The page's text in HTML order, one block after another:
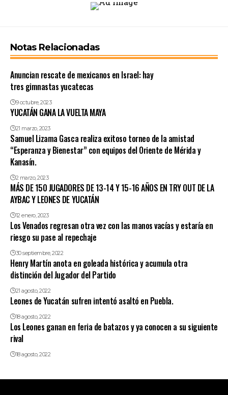
Notas Relacionadas
Anuncian rescate de mexicanos en Israel: hay
tres gimnastas yucatecas
9 octubre, 2023
YUCATÁN GANA LA VUELTA MAYA
21 marzo, 2023
Samuel Lizama Gasca realiza exitoso torneo de la amistad
“Esperanza y Bienestar” con equipos del Oriente de Mérida y
Kanasín.
2 marzo, 2023
MÁS DE 150 JUGADORES DE 13-14 Y 15-16 AÑOS EN TRY OUT DE LA
AYBAC Y LEONES DE YUCATÁN
12 enero, 2023
Los Venados regresan otra vez con las manos vacías y estaría en
riesgo su pase al repechaje
30 septiembre, 2022
Henry Martín anota en goleada histórica y acumula otra
distinción del Jugador del Partido
21 agosto, 2022
Leones de Yucatán sufren intentó asaltó en Puebla.
18 agosto, 2022
Los Leones ganan en feria de batazos y ya conocen a su siguiente
rival
18 agosto, 2022